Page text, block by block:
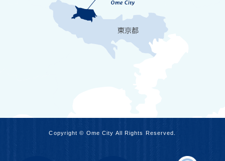
Copyright © Ome City All Rights Reserved.